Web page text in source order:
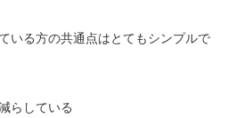
いる方の共通点はとてもシンプルで
らしている